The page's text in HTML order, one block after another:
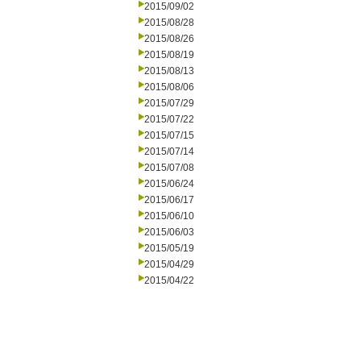
2015/09/02
2015/08/28
2015/08/26
2015/08/19
2015/08/13
2015/08/06
2015/07/29
2015/07/22
2015/07/15
2015/07/14
2015/07/08
2015/06/24
2015/06/17
2015/06/10
2015/06/03
2015/05/19
2015/04/29
2015/04/22